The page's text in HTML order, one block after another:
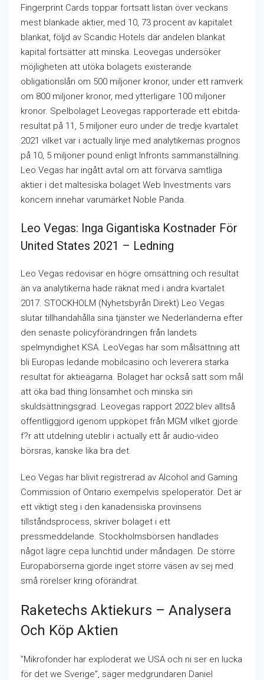
Fingerprint Cards toppar fortsatt listan över veckans
mest blankade aktier, med 10, 73 procent av kapitalet
blankat, följd av Scandic Hotels där andelen blankat
kapital fortsätter att minska. Leovegas undersöker
möjligheten att utöka bolagets existerande
obligationslån om 500 miljoner kronor, under ett ramverk
om 800 miljoner kronor, med ytterligare 100 miljoner
kronor. Spelbolaget Leovegas rapporterade ett ebitda-
resultat på 11, 5 miljoner euro under de tredje kvartalet
2021 vilket var i actually linje med analytikernas prognos
på 10, 5 miljoner pound enligt Infronts sammanställning.
Leo Vegas har ingått avtal om att förvärva samtliga
aktier i det maltesiska bolaget Web Investments vars
koncern innehar varumärket Noble Panda.
Leo Vegas: Inga Gigantiska Kostnader För
United States 2021 – Ledning
Leo Vegas redovisar en högre omsättning och resultat
än va analytikerna hade räknat med i andra kvartalet
2017. STOCKHOLM (Nyhetsbyrån Direkt) Leo Vegas
slutar tillhandahålla sina tjänster we Nederländerna efter
den senaste policyförändringen från landets
spelmyndighet KSA. LeoVegas har som målsättning att
bli Europas ledande mobilcasino och leverera starka
resultat för aktieägarna. Bolaget har också satt som mål
att öka bad thing lönsamhet och minska sin
skuldsättningsgrad. Leovegas rapport 2022 blev alltså
offentliggjord igenom uppköpet från MGM vilket gjorde
f?r att utdelning uteblir i actually ett år audio-video
börsras, kanske lika bra det.
Leo Vegas har blivit registrerad av Alcohol and Gaming
Commission of Ontario exempelvis speloperatör. Det är
ett viktigt steg i den kanadensiska provinsens
tillståndsprocess, skriver bolaget i ett
pressmeddelande. Stockholmsbörsen handlades
något lägre cepa lunchtid under måndagen. De större
Europabörserna gjorde inget större väsen av sej med
små rörelser kring oförändrat.
Raketechs Aktiekurs – Analysera
Och Köp Aktien
”Mikrofonder har exploderat we USA och ni ser en lucka
för det we Sverige”, säger medgrundaren Daniel